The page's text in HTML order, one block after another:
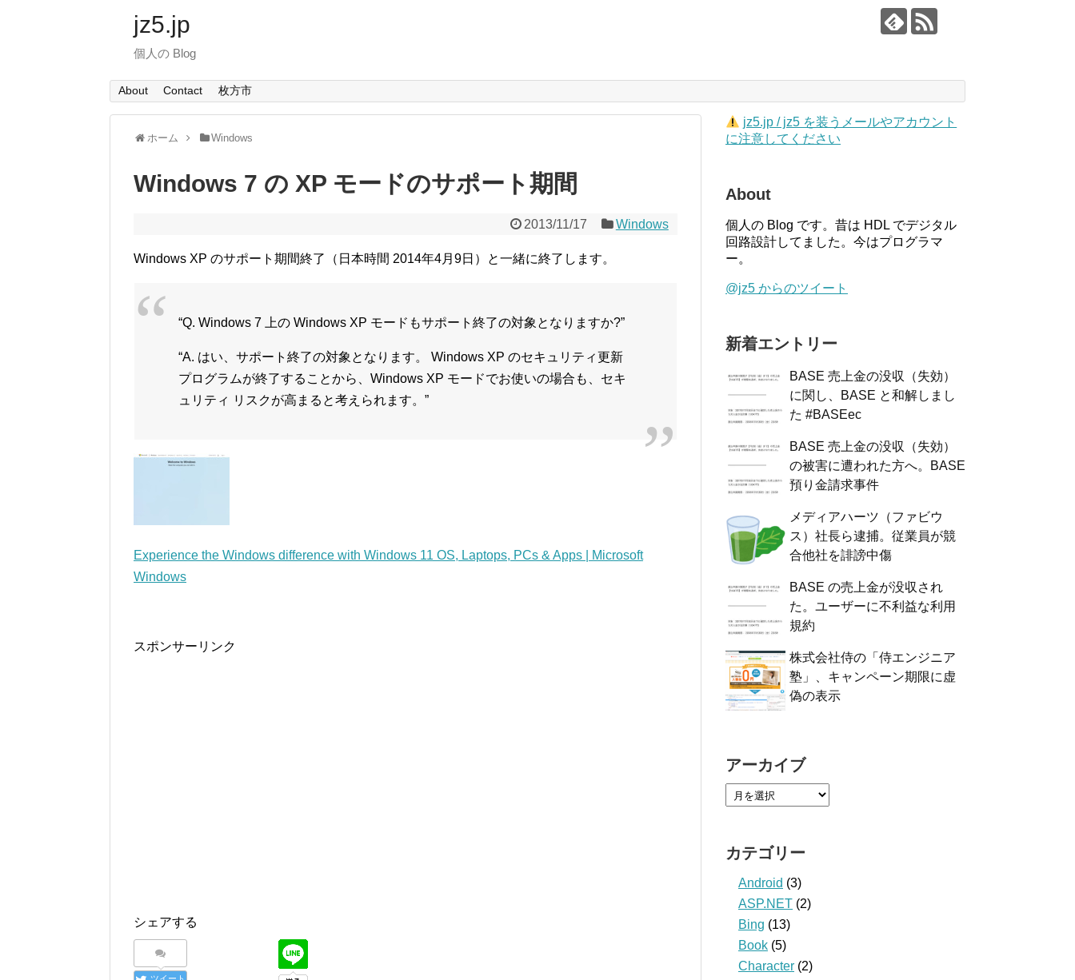
jz5.jp
個人の Blog
About Contact 枚方市
ホーム Windows
Windows 7 の XP モードのサポート期間
2013/11/17 Windows
Windows XP のサポート期間終了（日本時間 2014年4月9日）と一緒に終了します。
“Q. Windows 7 上の Windows XP モードもサポート終了の対象となりますか?”
“A. はい、サポート終了の対象となります。 Windows XP のセキュリティ更新
プログラムが終了することから、Windows XP モードでお使いの場合も、セキ
ュリティ リスクが高まると考えられます。”
Experience the Windows difference with Windows 11 OS, Laptops, PCs & Apps | Microsoft
Windows
スポンサーリンク
シェアする
jz5.jp / jz5 を装うメールやアカウント
に注意してください
About
個人の Blog です。昔は HDL でデジタル
回路設計してました。今はプログラマ
ー。
@jz5 からのツイート
新着エントリー
BASE 売上金の没収（失効）
に関し、BASE と和解しまし
た #BASEec
BASE 売上金の没収（失効）
の被害に遭われた方へ。BASE
預り金請求事件
メディアハーツ（ファビウ
ス）社長ら逮捕。従業員が競
合他社を誹謗中傷
BASE の売上金が没収され
た。ユーザーに不利益な利用
規約
株式会社侍の「侍エンジニア
塾」、キャンペーン期限に虚
偽の表示
アーカイブ
カテゴリー
Android (3)
ASP.NET (2)
Bing (13)
Book (5)
Character (2)